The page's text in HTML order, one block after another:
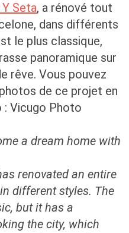
Y Seta, a rénové tout
dans différents
le plus classique,
panoramique sur
rêve. Vous pouvez
de ce projet en
: Vicugo Photo
a dream home with
renovated an entire
different styles. The
but it has a
the city, which